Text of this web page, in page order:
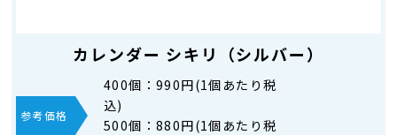
カレンダー シキリ（シルバー）
参考価格
400個： 990円(1個あたり税
込)
500個： 880円(1個あたり税